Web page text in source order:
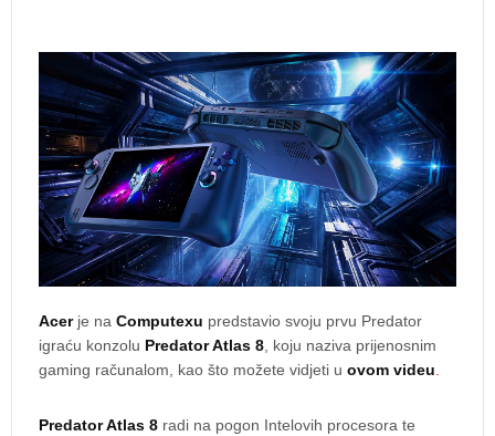
Acerje na Computexu predstavio svoju prvu Predator
igraću konzolu Predator Atlas 8, koju naziva prijenosnim
gaming računalom, kao što možete vidjeti u ovom videu.
Predator Atlas 8 radi na pogon Intelovih procesora te